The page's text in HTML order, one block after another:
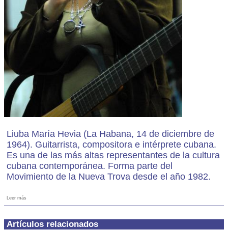
Liuba María Hevia (La Habana, 14 de diciembre de
1964). Guitarrista, compositora e intérprete cubana.
Es una de las más altas representantes de la cultura
cubana contemporánea. Forma parte del
Movimiento de la Nueva Trova desde el año 1982.
Leer más
Artículos relacionados